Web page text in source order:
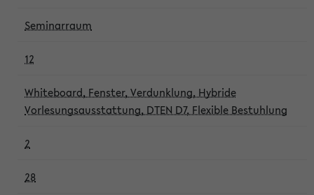
Seminarraum
12
Whiteboard, Fenster, Verdunklung, Hybride
Vorlesungsausstattung, DTEN D7, Flexible Bestuhlung
2
28